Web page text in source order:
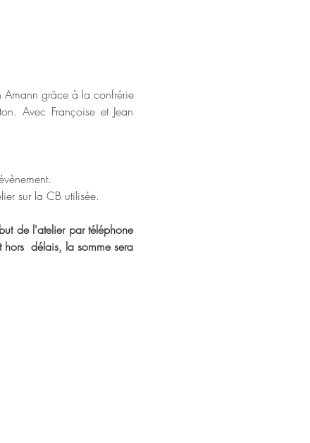
Amann grâce à la confrérie
Avec Françoise et Jean
sur la CB utilisée.
de l'atelier par téléphone
délais, la somme sera